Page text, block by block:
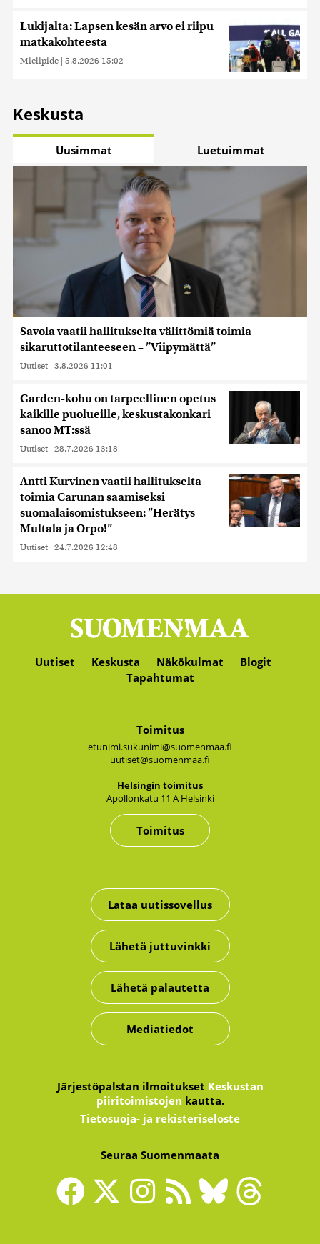
Lukijalta: Lapsen kesän arvo ei riipu
matkakohteesta
Mielipide | 5.8.2026 15:02
Keskusta
Uusimmat Luetuimmat
Savola vaatii hallitukselta välittömiä toimia
sikaruttotilanteeseen – ”Viipymättä”
Uutiset | 3.8.2026 11:01
Garden-kohu on tarpeellinen opetus
kaikille puolueille, keskustakonkari
sanoo MT:ssä
Uutiset | 28.7.2026 13:18
Antti Kurvinen vaatii hallitukselta
toimia Carunan saamiseksi
suomalaisomistukseen: ”Herätys
Multala ja Orpo!”
Uutiset | 24.7.2026 12:48
Uutiset Keskusta Näkökulmat
Blogit
Tapahtumat
Toimitus
etunimi.sukunimi@suomenmaa.fi
uutiset@suomenmaa.fi
Hel­sin­gin toi­mi­tus
Apol­lon­ka­tu 11 A Hel­sin­ki
Toimitus
Lataa uutissovellus
Lähetä juttuvinkki
Lähetä palautetta
Mediatiedot
Järjestöpalstan ilmoitukset Keskustan
piiritoimistojen kautta.
Tietosuoja- ja rekisteriseloste
Seuraa Suomenmaata